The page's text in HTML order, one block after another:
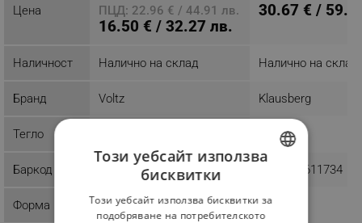
Цена ПЦД: 22.96 € / 44.91 лв.
16.50 € / 32.27 лв.
30.67 € /
Наличност Налично на склад Налично на склад
Бранд Voltz Klausberg
Тегло 0.71 kg
Баркод 3800237048472 5902666611734
Форма
Този уебсайт използва
бисквитки
Този уебсайт използва бисквитки за
подобряване на потребителското